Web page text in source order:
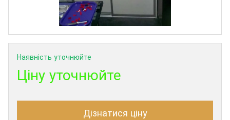
Наявність уточнюйте
Ціну уточнюйте
Дізнатися ціну